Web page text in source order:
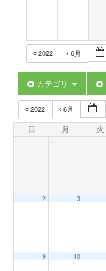
2022 6月
カテゴリ
2022 6月
日 月 火
2 3
9 10